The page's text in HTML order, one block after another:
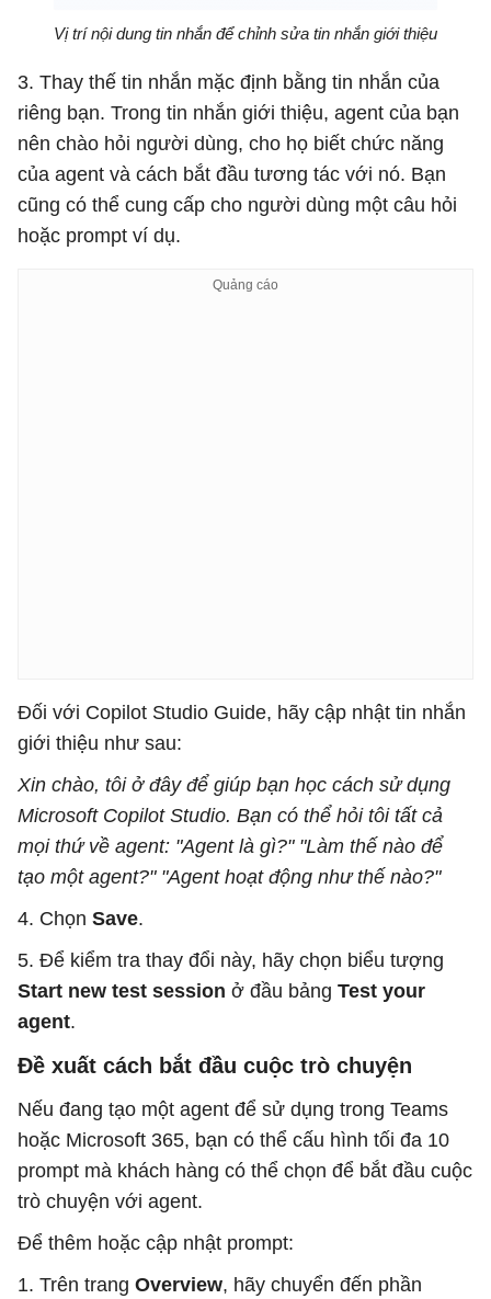
Vị trí nội dung tin nhắn để chỉnh sửa tin nhắn giới thiệu
3. Thay thế tin nhắn mặc định bằng tin nhắn của
riêng bạn. Trong tin nhắn giới thiệu, agent của bạn
nên chào hỏi người dùng, cho họ biết chức năng
của agent và cách bắt đầu tương tác với nó. Bạn
cũng có thể cung cấp cho người dùng một câu hỏi
hoặc prompt ví dụ.
Đối với Copilot Studio Guide, hãy cập nhật tin nhắn
giới thiệu như sau:
Xin chào, tôi ở đây để giúp bạn học cách sử dụng
Microsoft Copilot Studio. Bạn có thể hỏi tôi tất cả
mọi thứ về agent: "Agent là gì?" "Làm thế nào để
tạo một agent?" "Agent hoạt động như thế nào?"
4. Chọn Save.
5. Để kiểm tra thay đổi này, hãy chọn biểu tượng
Start new test session ở đầu bảng Test your
agent.
Đề xuất cách bắt đầu cuộc trò chuyện
Nếu đang tạo một agent để sử dụng trong Teams
hoặc Microsoft 365, bạn có thể cấu hình tối đa 10
prompt mà khách hàng có thể chọn để bắt đầu cuộc
trò chuyện với agent.
Để thêm hoặc cập nhật prompt:
1. Trên trang Overview, hãy chuyển đến phần